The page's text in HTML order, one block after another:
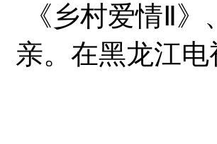
《乡村爱情Ⅱ
亲。在黑龙江